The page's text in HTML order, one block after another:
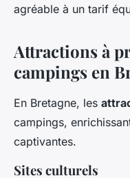
agréable à un tarif
Attractions à
campings en
En Bretagne, les
campings,
captivantes.
Sites culturels